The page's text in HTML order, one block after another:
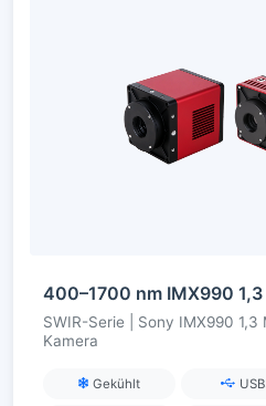
SWIR-Serie | Sony IMX990
Kamera
Gekühlt